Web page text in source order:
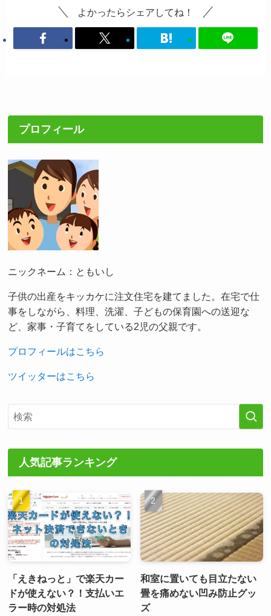
よかったらシェアしてね！
プロフィール
ニックネーム：ともいし
子供の出産をキッカケに注文住宅を建てました。在宅で仕
事をしながら、料理、洗濯、子どもの保育園への送迎な
ど、家事・子育てをしている2児の父親です。
プロフィールはこちら
ツイッターはこちら
人気記事ランキング
「えきねっと」で楽天カー
ドが使えない？！支払いエ
ラー時の対処法
和室に置いても目立たない
畳を痛めない凹み防止グッ
ズ